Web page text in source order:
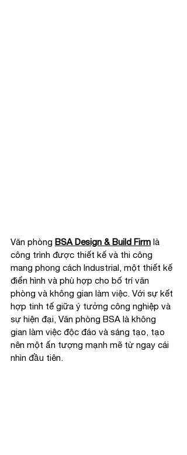
Văn phòng BSA Design & Build Firm là
công trình được thiết kế và thi công
mang phong cách Industrial, một thiết kế
điển hình và phù hợp cho bố trí văn
phòng và không gian làm việc. Với sự kết
hợp tinh tế giữa ý tưởng công nghiệp và
sự hiện đại, Văn phòng BSA là không
gian làm việc độc đáo và sáng tạo, tạo
nên một ấn tượng mạnh mẽ từ ngay cái
nhìn đầu tiên.